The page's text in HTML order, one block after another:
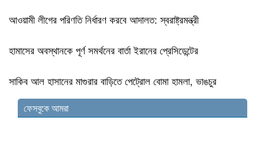
আওয়ামী লীগের পরিণতি নির্ধারণ করবে আদালত: স্বরাষ্ট্রমন্ত্রী
হামাসের অবস্থানকে পূর্ণ সমর্থনের বার্তা ইরানের প্রেসিডেন্টের
সাকিব আল হাসানের মাগুরার বাড়িতে পেট্রোল বোমা হামলা, ভাঙচুর
ফেসবুকে আমরা